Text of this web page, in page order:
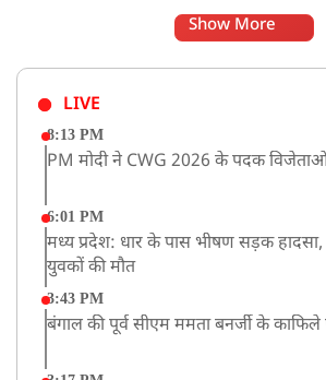
Show More
LIVE
8:13 PM
PM मोदी ने CWG 2026 के पदक
6:01 PM
मध्य प्रदेश: धार के पास भीषण सड़क
युवकों की मौत
3:43 PM
बंगाल की पूर्व सीएम ममता बनर्जी के